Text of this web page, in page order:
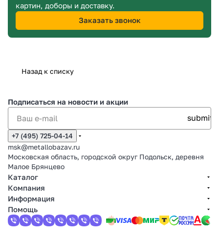
картин, доборы и доставку.
Заказать звонок
Назад к списку
Подписаться на новости и акции
+7 (495) 725-04-14
msk@metallobazav.ru
Московская область, городской округ Подольск, деревня
Малое Брянцево
Каталог
Компания
Информация
Помощь